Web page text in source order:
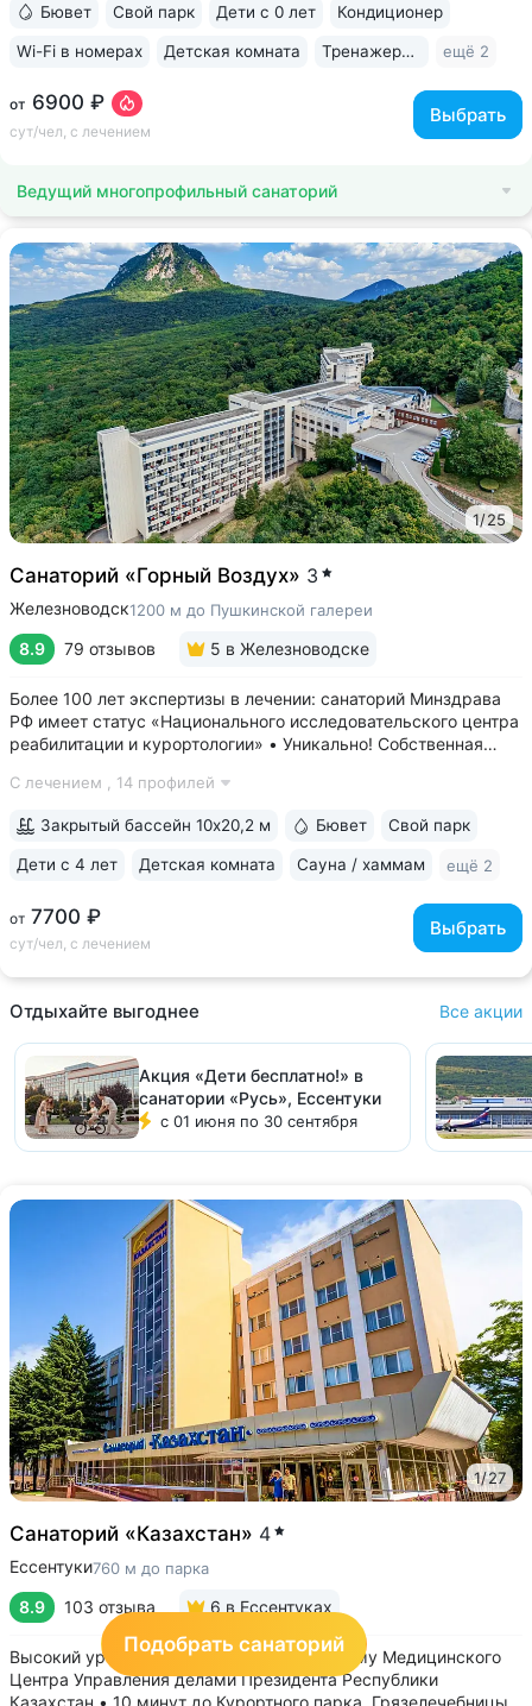
от 6900 ₽
сут/чел, с лечением
Выбрать
Бювет Свой парк Дети с 0 лет Кондиционер
Wi-Fi в номерах Детская комната Тренажерный зал ещё 2
Ведущий многопрофильный санаторий
1/25
Санаторий «Горный Воздух» 3
Железноводск1200 м до Пушкинской галереи
8.9 79 отзывов 5 в Железноводске
Более 100 лет экспертизы в лечении: санаторий Минздрава
РФ имеет статус «Национального исследовательского центра
реабилитации и курортологии» • Уникально! Собственная
«Горный воздух» — единственный санаторий, где можно
С лечением , 14 профилей
от 7700 ₽
сут/чел, с лечением
Выбрать
Закрытый бассейн 10х20,2 м Бювет Свой парк
Дети с 4 лет Детская комната Сауна / хаммам ещё 2
Отдыхайте выгоднее Все акции
Акция «Дети бесплатно!» в
санатории «Русь», Ессентуки
с 01 июня по 30 сентября
1/27
Санаторий «Казахстан» 4
Ессентуки760 м до парка
8.9 103 отзыва 6 в Ессентуках
Высокий уровень лечения: входит в систему Медицинского
Центра Управления делами Президента Республики
Казахстан • 10 минут до Курортного парка, Грязелечебницы
Подобрать санаторий